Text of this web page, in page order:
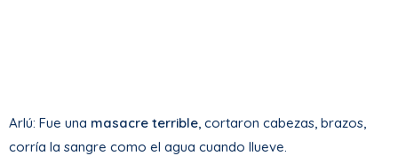
Arlú: Fue una masacre terrible, cortaron cabezas, brazos,
corría la sangre como el agua cuando llueve.